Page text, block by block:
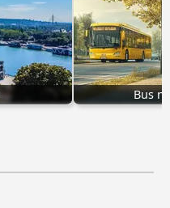
Bus